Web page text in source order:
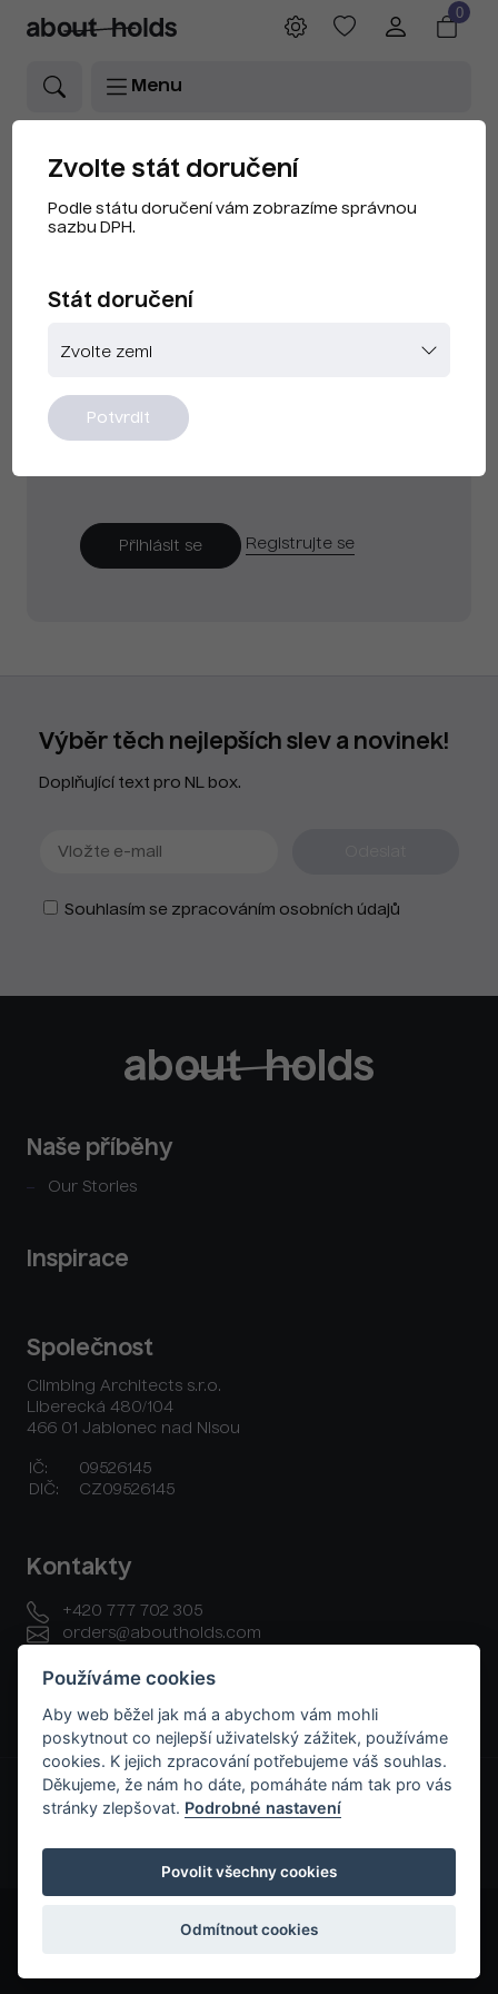
Menu
0
Heslo
Registrujte se
Výběr těch nejlepších slev a novinek!
Doplňující text pro NL box.
Souhlasím se zpracováním osobních údajů
Naše příběhy
Our Stories
Inspirace
Společnost
Climbing Architects s.r.o.
Liberecká 480/104
466 01 Jablonec nad Nisou
IČ:
09526145
DIČ:
CZ09526145
Kontakty
+420 777 702 305
orders@aboutholds.com
GDPR a cookiesVšeobecné obchodní podmínky
Raklamační řádPlatební a dodací podmínkyKontakt
© Climbing Architects s.r.o. 2026 All rights reserved.
Zvolte stát doručení
Podle státu doručení vám zobrazíme správnou
sazbu DPH.
Stát doručení
Potvrdit
Používáme cookies
Aby web běžel jak má a abychom vám mohli
poskytnout co nejlepší uživatelský zážitek, používáme
cookies. K jejich zpracování potřebujeme váš souhlas.
Děkujeme, že nám ho dáte, pomáháte nám tak pro vás
stránky zlepšovat. Podrobné nastavení
Povolit všechny cookies
Odmítnout cookies